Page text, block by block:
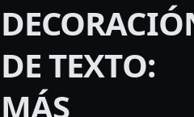
DE TEXTO:
MÁS